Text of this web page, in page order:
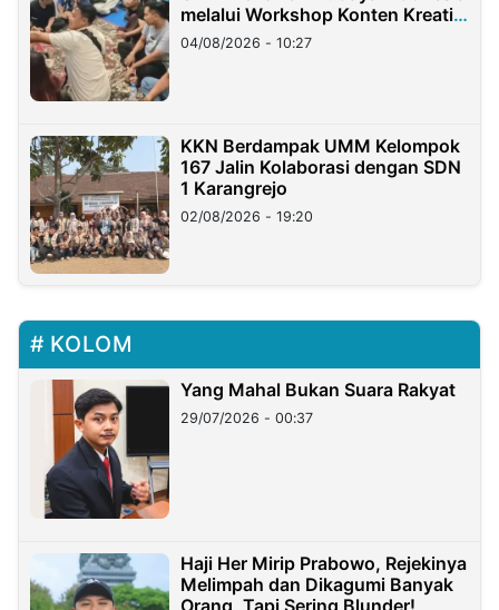
melalui Workshop Konten Kreatif
di Taiwan
04/08/2026 - 10:27
KKN Berdampak UMM Kelompok
167 Jalin Kolaborasi dengan SDN
1 Karangrejo
02/08/2026 - 19:20
KOLOM
Yang Mahal Bukan Suara Rakyat
29/07/2026 - 00:37
Haji Her Mirip Prabowo, Rejekinya
Melimpah dan Dikagumi Banyak